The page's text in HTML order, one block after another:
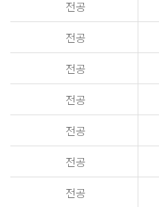
전공
전공
전공
전공
전공
전공
전공